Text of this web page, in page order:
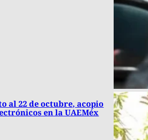
al 22 de octubre, acopio
en la UAEMéx